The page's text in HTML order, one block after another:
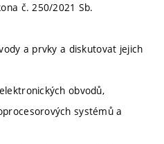
č. 250/2021 Sb.
a prvky a diskutovat jejich
obvodů,
systémů a